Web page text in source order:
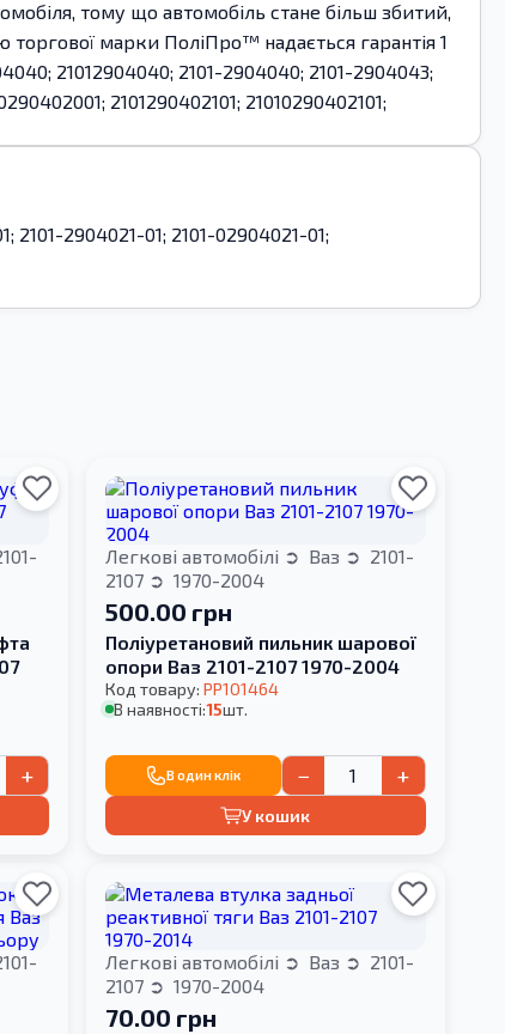
тому що автомобіль стане більш збитий,
марки ПоліПро™ надається гарантія 1
21012904040; 2101-2904040; 2101-2904043;
2101290402101; 21010290402101;
2101-2904021-01; 2101-02904021-01;
+
Легкові автомобілі Ваз
2101-
2107
1970-2004
500.00 грн
Поліуретановий пильник шарової
опори Ваз 2101-2107 1970-2004
Код товару: PP101464
В наявності:15шт.
В один клік − +
У кошик
Легкові автомобілі Ваз
2101-
2107
1970-2004
70.00 грн